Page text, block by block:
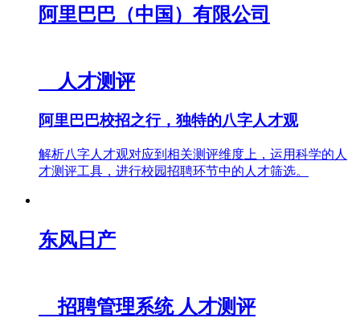
阿里巴巴（中国）有限公司
人才测评
阿里巴巴校招之行，独特的八字人才观
解析八字人才观对应到相关测评维度上，运用科学的人
才测评工具，进行校园招聘环节中的人才筛选。
东风日产
招聘管理系统 人才测评